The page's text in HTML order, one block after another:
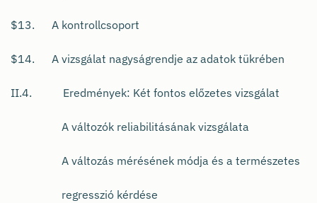
$13. A kontrollcsoport
$14. A vizsgálat nagyságrendje az adatok tükrében
II.4. Eredmények: Két fontos előzetes vizsgálat
A változók reliabilitásának vizsgálata
A változás mérésének módja és a természetes
regresszió kérdése